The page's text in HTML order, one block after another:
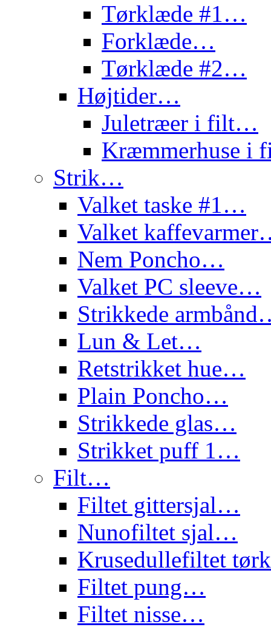
Tørklæde #1…
Forklæde…
Tørklæde #2…
Højtider…
Juletræer i filt…
Kræmmerhuse
Strik…
Valket taske #1…
Valket
Nem Poncho…
Valket PC sleeve…
Strikkede
Lun & Let…
Retstrikket hue…
Plain Poncho…
Strikkede glas…
Strikket puff 1…
Filt…
Filtet gittersjal…
Nunofiltet sjal…
Krusedullefiltet
Filtet pung…
Filtet nisse…